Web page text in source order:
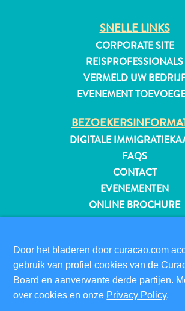
Reisvereisten
Waarom
Curacao?
SNELLE LINKS
CORPORATE SITE
REISPROFESSIONALS
VERMELD UW
EVENEMENT
DIGITALE
FAQS
CONTACT
EVENEMENTEN
ONLINE BROCHURE
PRIVACYBELEID
VOLG ONS
Door het bladeren door curacao.com
gebruik van profiel cookies van de
Board en aanverwante derde partijen.
over cookies en onze Privacy Policy.